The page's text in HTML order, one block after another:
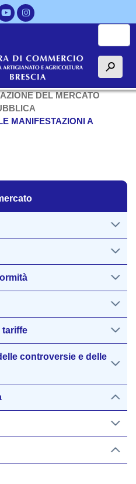
Salta
al
h
DEL MERCATO
MANIFESTAZIONI A
mercato
tariffe
controversie e delle